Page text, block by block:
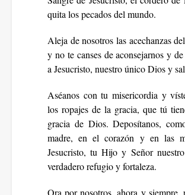
quita los pecados del mundo.
Aleja de nosotros las acechanzas
y no te canses de aconsejarnos y
a Jesucristo, nuestro único Dios y
Aséanos con tu misericordia y
los ropajes de la gracia, que tú
gracia de Dios. Deposítanos,
madre, en el corazón y en las
Jesucristo, tu Hijo y Señor
verdadero refugio y fortaleza.